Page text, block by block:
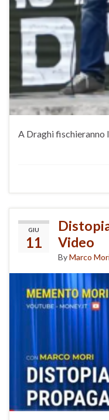
A Draghi fischieranno
GIU
11
Video
ByMarco